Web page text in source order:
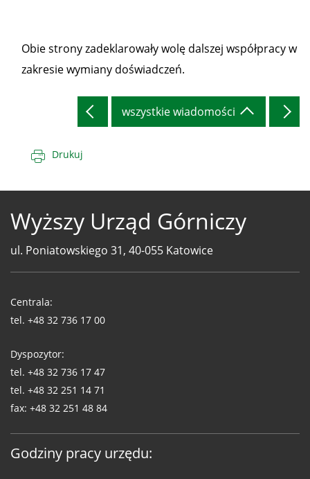
Obie strony zadeklarowały wolę dalszej współpracy w
zakresie wymiany doświadczeń.
wszystkie wiadomości
Drukuj
Wyższy Urząd Górniczy
ul. Poniatowskiego 31, 40-055 Katowice
WUG
Centrala:
tel. +48 32 736 17 00
Dyspozytor:
tel. +48 32 736 17 47
tel. +48 32 251 14 71
fax: +48 32 251 48 84
Godziny pracy urzędu: